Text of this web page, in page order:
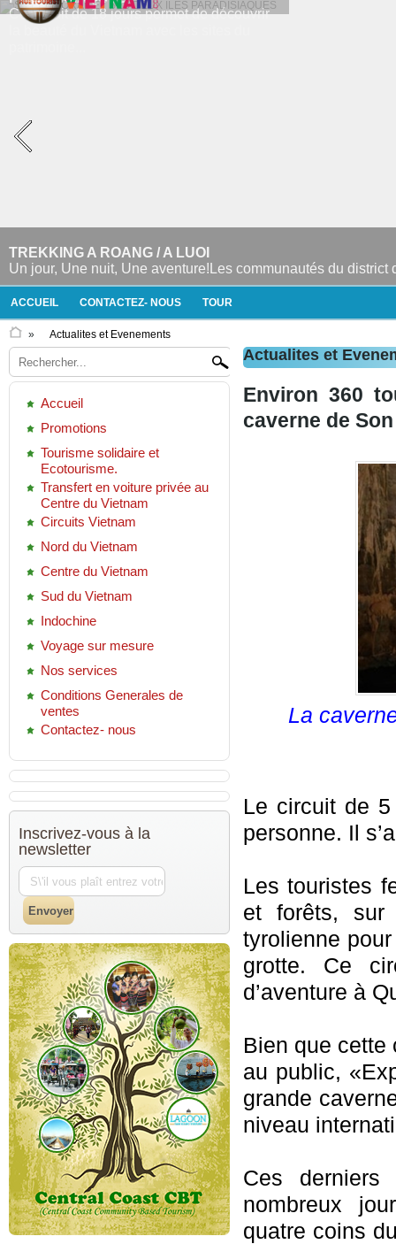
TREKKING A ROANG / A LUOI
Un jour, Une nuit, Une aventure!Les communautés du
ACCUEIL CONTACTEZ- NOUS TOUR
» Actualites et Evenements
Accueil
Promotions
Tourisme solidaire et
Ecotourisme.
Transfert en voiture privée au
Centre du Vietnam
Circuits Vietnam
Nord du Vietnam
Centre du Vietnam
Sud du Vietnam
Indochine
Voyage sur mesure
Nos services
Conditions Generales de
ventes
Contactez- nous
Inscrivez-vous à la
newsletter
Actualites et
Environ 360
caverne de
La
Le circuit de
personne. Il
Les touristes
et forêts, sur
tyrolienne
grotte. Ce
d’aventure à
Bien que cette
au public,
grande
niveau
Ces
nombreux
quatre coins